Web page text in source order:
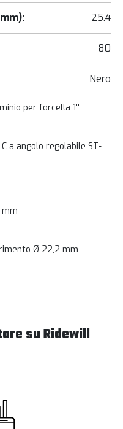
25.4
80
Nero
per forcella 1''
a angolo regolabile ST-
mm
Ø 22,2 mm
su Ridewill